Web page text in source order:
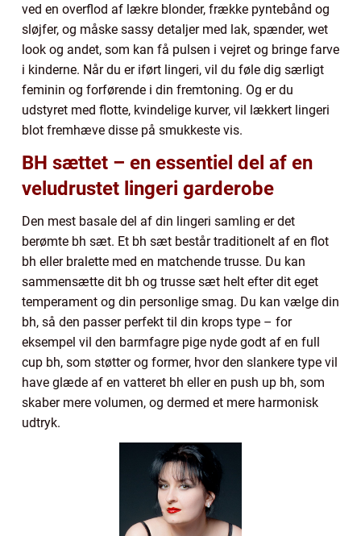
ved en overflod af lækre blonder, frække pyntebånd og
sløjfer, og måske sassy detaljer med lak, spænder, wet
look og andet, som kan få pulsen i vejret og bringe farve
i kinderne. Når du er iført lingeri, vil du føle dig særligt
feminin og forførende i din fremtoning. Og er du
udstyret med flotte, kvindelige kurver, vil lækkert lingeri
blot fremhæve disse på smukkeste vis.
BH sættet – en essentiel del af en
veludrustet lingeri garderobe
Den mest basale del af din lingeri samling er det
berømte bh sæt. Et bh sæt består traditionelt af en flot
bh eller bralette med en matchende trusse. Du kan
sammensætte dit bh og trusse sæt helt efter dit eget
temperament og din personlige smag. Du kan vælge din
bh, så den passer perfekt til din krops type – for
eksempel vil den barmfagre pige nyde godt af en full
cup bh, som støtter og former, hvor den slankere type vil
have glæde af en vatteret bh eller en push up bh, som
skaber mere volumen, og dermed et mere harmonisk
udtryk.